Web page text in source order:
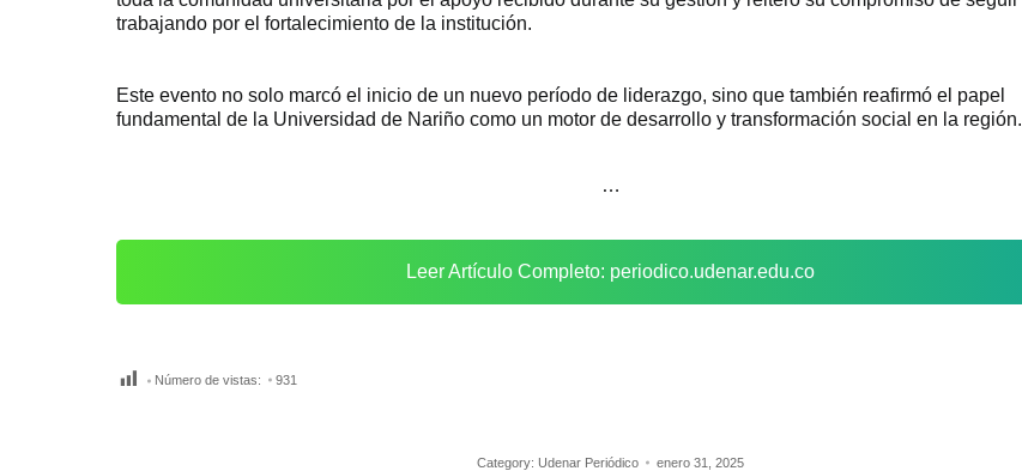
trabajando por el fortalecimiento de la institución.
Este evento no solo marcó el inicio de un nuevo período de liderazgo, sino que también reafirmó el papel
fundamental de la Universidad de Nariño como un motor de desarrollo y transformación social en la región.
…
Leer Artículo Completo: periodico.udenar.edu.co
Número de vistas: 931
Category: Udenar Periódico enero 31, 2025